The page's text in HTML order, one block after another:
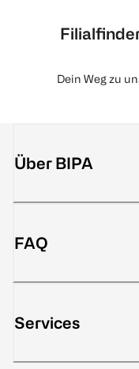
Dein Weg zu
Über BIPA
FAQ
Services